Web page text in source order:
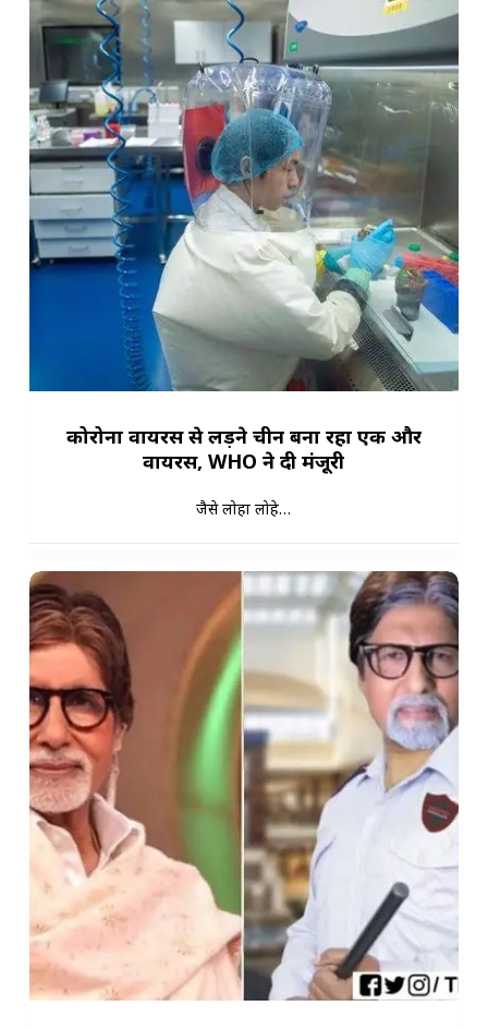
कोरोना वायरस से लड़ने चीन बना रहा एक और
वायरस, WHO ने दी मंजूरी
जैसे लोहा लोहे…